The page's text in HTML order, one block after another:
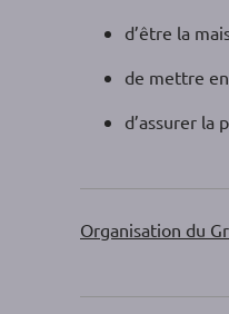
d’être la
de mettre
d’assurer la
Organisation du